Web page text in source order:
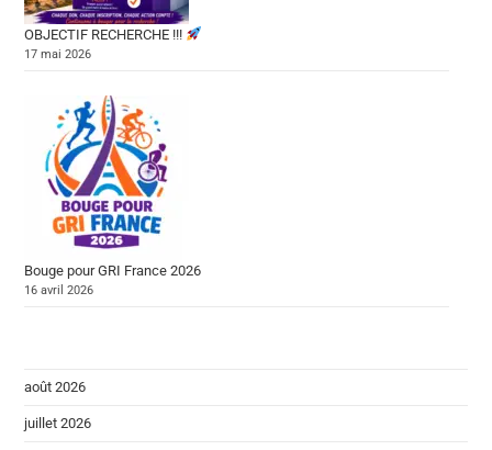
OBJECTIF RECHERCHE !!!
17 mai 2026
Bouge pour GRI France 2026
16 avril 2026
août 2026
juillet 2026